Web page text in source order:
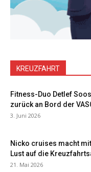
KREUZFAHRT
Fitness-Duo Detlef
zurück an Bord der
3. Juni 2026
Nicko cruises macht
Lust auf die
21. Mai 2026